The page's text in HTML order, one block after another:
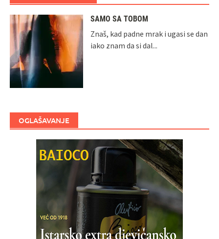
SAMO SA TOBOM
Znaš, kad padne mrak i ugasi se dan
iako znam da si dal...
OGLAŠAVANJE